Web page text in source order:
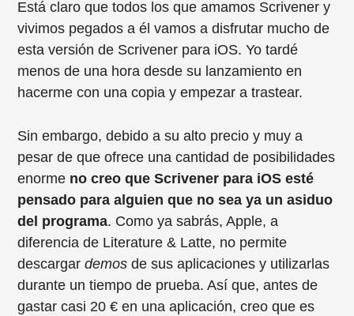
Está claro que todos los que amamos Scrivener y
vivimos pegados a él vamos a disfrutar mucho de
esta versión de Scrivener para iOS. Yo tardé
menos de una hora desde su lanzamiento en
hacerme con una copia y empezar a trastear.
Sin embargo, debido a su alto precio y muy a
pesar de que ofrece una cantidad de posibilidades
enorme no creo que Scrivener para iOS esté
pensado para alguien que no sea ya un asiduo
del programa. Como ya sabrás, Apple, a
diferencia de Literature & Latte, no permite
descargardemos de sus aplicaciones y utilizarlas
durante un tiempo de prueba. Así que, antes de
gastar casi 20 € en una aplicación, creo que es